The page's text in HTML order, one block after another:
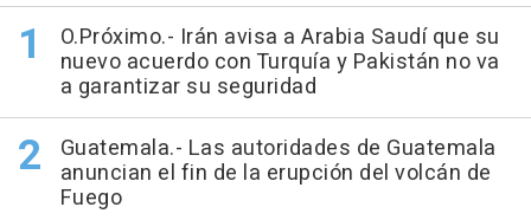
O.Próximo.- Irán avisa a Arabia Saudí que su
nuevo acuerdo con Turquía y Pakistán no va
a garantizar su seguridad
Guatemala.- Las autoridades de Guatemala
anuncian el fin de la erupción del volcán de
Fuego